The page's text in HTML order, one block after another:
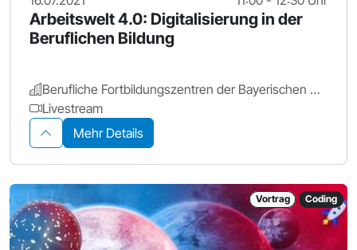
Arbeitswelt 4.0: Digitalisierung in der
Beruflichen Bildung
Berufliche Fortbildungszentren der Bayerischen Wirtschaft (bfz) gGmbH
Livestream
Mehr Details
Vortrag Coding